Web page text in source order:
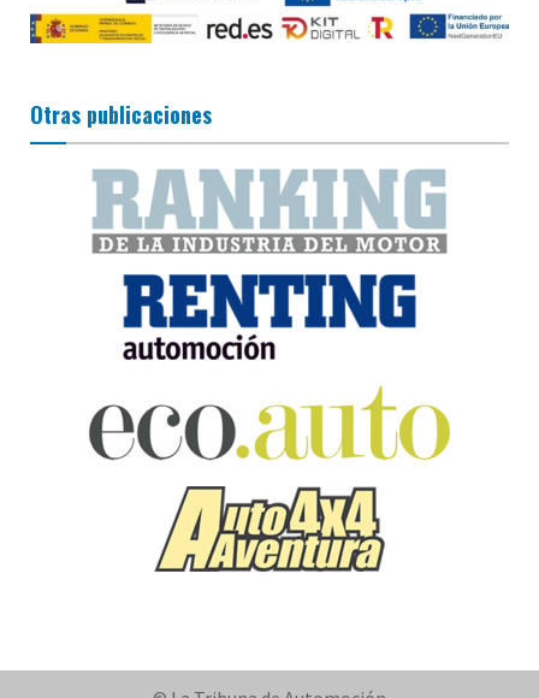
Otras publicaciones